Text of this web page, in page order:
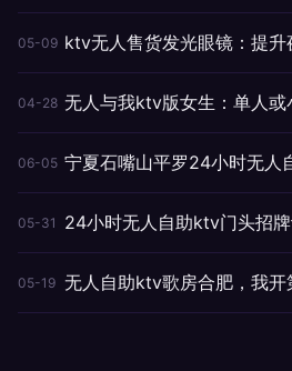
05-09 ktv无人售货发光眼镜：提
04-28 无人与我ktv版女生：单人
06-05 宁夏石嘴山平罗24小时无人
05-31 24小时无人自助ktv门头招
05-19 无人自助ktv歌房合肥，我开